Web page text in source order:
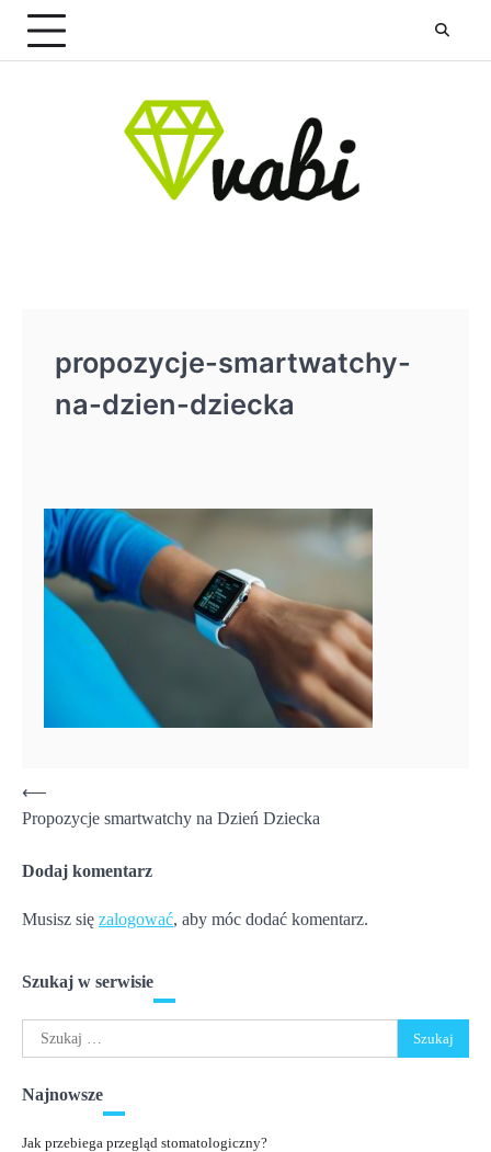
Skip
content
propozycje-smartwatchy-
na-dzien-dziecka
Nawigacja
wpisu
⟵
Propozycje smartwatchy na Dzień Dziecka
Dodaj komentarz
Musisz się zalogować, aby móc dodać komentarz.
Szukaj w serwisie
Szukaj:
Najnowsze
Jak przebiega przegląd stomatologiczny?